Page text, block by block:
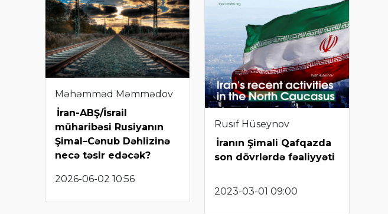
Məhəmməd Məmmədov
İran-ABŞ/İsrail
müharibəsi Rusiyanın
Şimal–Cənub Dəhlizinə
necə təsir edəcək?
2026-06-02 10:56
Rusif Hüseynov
İranın Şimali Qafqazda
son dövrlərdə fəaliyyəti
2023-03-01 09:00